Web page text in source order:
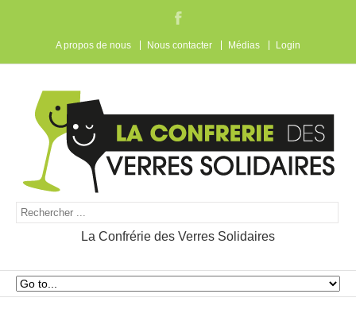
A propos de nous Nous contacter Médias Login
La Confrérie des Verres Solidaires